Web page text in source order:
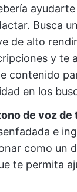
Busca
de alto
y te
contenido
en los
de voz de
e
como un
te permita